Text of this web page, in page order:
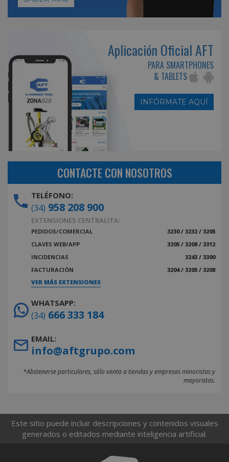
Aplicación Oficial AFT
PARA SMARTPHONES
& TABLETS
INFÓRMATE AQUÍ
CONTACTE CON NOSOTROS
TELÉFONO:
(34) 958 208 900
EXTENSIONES CENTRALITA:
PEDIDOS/COMERCIAL
3230 / 3232 / 3205
CLAVES WEB/APP
3205 / 3208 / 3312
INCIDENCIAS
3243 / 3300
FACTURACIÓN
3204 / 3205 / 3208
VER MÁS EXTENSIONES
WHATSAPP:
(34) 666 333 184
EMAIL:
info@aftgrupo.com
*Abstenerse particulares, sólo venta a tiendas y empresas minoristas y
mayoristas.
Este sitio puede incluir descripciones y contenidos visuales
generados o editados mediante inteligencia artificial.